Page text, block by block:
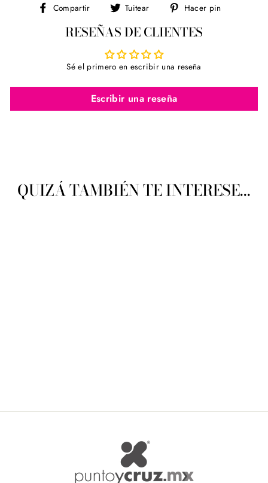
Compartir
Compartir
Facebook
Tuitear
Tuitear
Twitter
Hacer pin
RESEÑAS DE CLIENTES
Sé el primero en escribir una reseña
Escribir una reseña
QUIZÁ TAMBIÉN TE INTERESE...